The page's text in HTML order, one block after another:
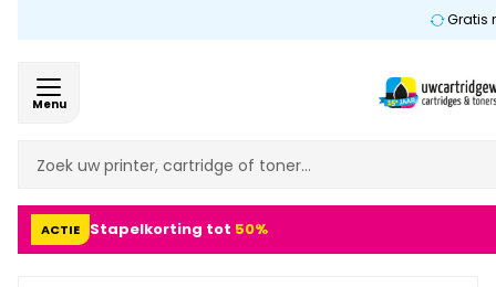
Gratis
Menu
ACTIE Stapelkorting tot 50%